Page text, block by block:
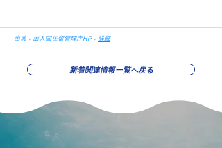
出典：出入国在留管理庁HP： 詳細
新着関連情報一覧へ戻る